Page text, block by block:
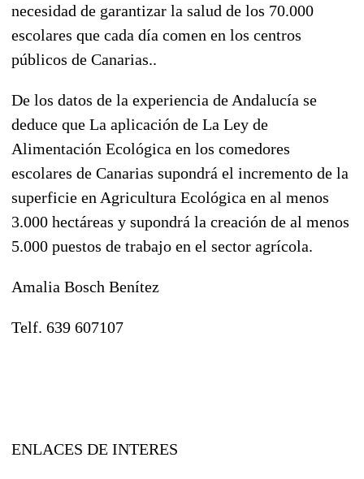
necesidad de garantizar la salud de los 70.000
escolares que cada día comen en los centros
públicos de Canarias..
De los datos de la experiencia de Andalucía se
deduce que La aplicación de La Ley de
Alimentación Ecológica en los comedores
escolares de Canarias supondrá el incremento de la
superficie en Agricultura Ecológica en al menos
3.000 hectáreas y supondrá la creación de al menos
5.000 puestos de trabajo en el sector agrícola.
Amalia Bosch Benítez
Telf. 639 607107
ENLACES DE INTERES